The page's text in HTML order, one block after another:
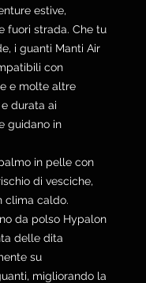
estive,
fuori strada. Che tu
i guanti Manti Air
con
e molte altre
durata ai
guidano in
in pelle con
di vesciche,
clima caldo.
da polso Hypalon
delle dita
su
migliorando la